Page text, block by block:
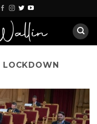
LOCKDOWN